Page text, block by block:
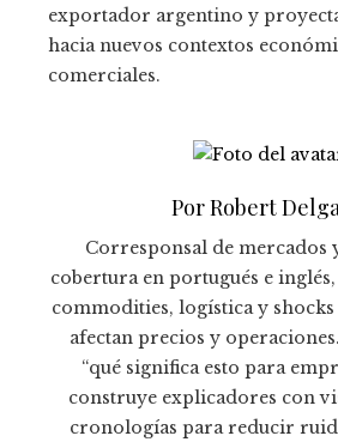
exportador argentino y
hacia nuevos contextos
comerciales.
Por Robert
Corresponsal de mercados
cobertura en portugués e
commodities, logística y
afectan precios y
“qué significa esto para
construye explicadores con
cronologías para reducir